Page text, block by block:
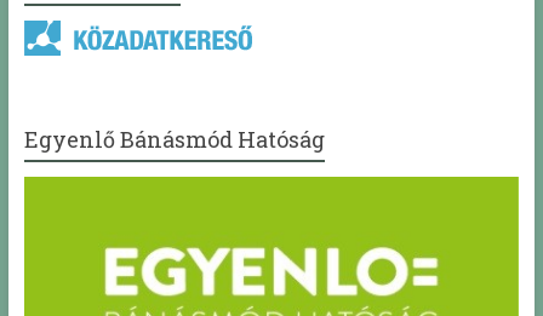
Egyenlő Bánásmód Hatóság